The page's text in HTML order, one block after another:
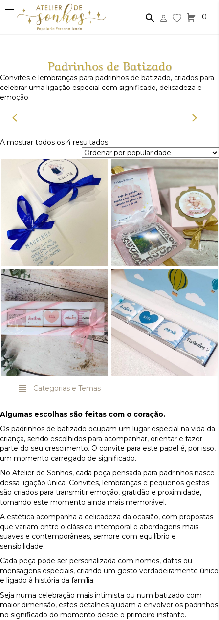
0
Padrinhos de Batizado
Convites e lembranças para padrinhos de batizado, criados para
celebrar uma ligação especial com significado, delicadeza e
emoção.
A mostrar todos os 4 resultadosOrdenado
por
popularidade
Presentes de Gesso Perfumado
para Padrinhos e Madrinhas
Lembranças para Padrinhos
e Avós | Caixa com moldura
personalizada
Convite Padrinhos mini-
napolitanas | Batizado
Convite Padrinhos – Mini
Napolitanas
Categorias e Temas
Algumas escolhas são feitas com o coração.
Os padrinhos de batizado ocupam um lugar especial na vida da
criança, sendo escolhidos para acompanhar, orientar e fazer
parte do seu crescimento. O convite para este papel é, por isso,
um momento carregado de significado.
No Atelier de Sonhos, cada peça pensada para padrinhos nasce
dessa ligação única. Convites, lembranças e pequenos gestos
são criados para transmitir emoção, gratidão e proximidade,
tornando este momento ainda mais memorável.
A estética acompanha a delicadeza da ocasião, com propostas
que variam entre o clássico intemporal e abordagens mais
suaves e contemporâneas, sempre com equilíbrio e
sensibilidade.
Cada peça pode ser personalizada com nomes, datas ou
mensagens especiais, criando um gesto verdadeiramente único
e ligado à história da família.
Seja numa celebração mais intimista ou num batizado com
maior dimensão, estes detalhes ajudam a envolver os padrinhos
no significado do momento desde o primeiro instante.